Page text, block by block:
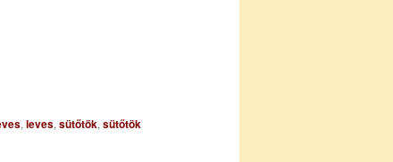
, leves, sütőtök, sütőtök